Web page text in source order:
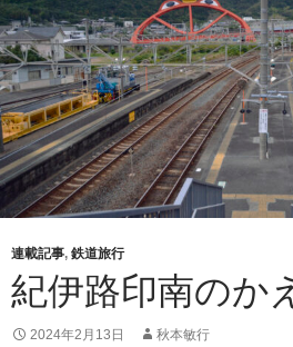
連載記事, 鉄道旅行
紀伊路印南のか
2024年2月13日 秋本敏行